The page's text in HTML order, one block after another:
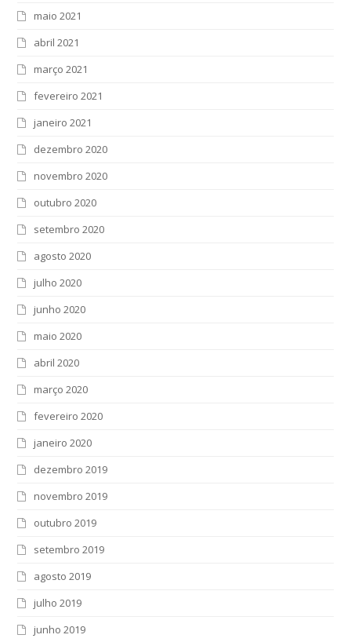
maio 2021
abril 2021
março 2021
fevereiro 2021
janeiro 2021
dezembro 2020
novembro 2020
outubro 2020
setembro 2020
agosto 2020
julho 2020
junho 2020
maio 2020
abril 2020
março 2020
fevereiro 2020
janeiro 2020
dezembro 2019
novembro 2019
outubro 2019
setembro 2019
agosto 2019
julho 2019
junho 2019